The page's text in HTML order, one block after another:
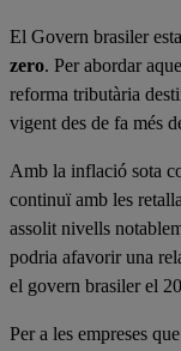
El Govern brasiler
zero. Per abordar
reforma tributària
vigent des de fa més
Amb la inflació sota
continuï amb les
assolit nivells
podria afavorir una
el govern brasiler el
Per a les empreses